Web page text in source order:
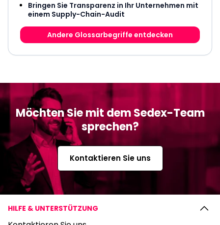
Bringen Sie Transparenz in Ihr Unternehmen mit
einem Supply-Chain-Audit
Andere Glossarbegriffe entdecken
Möchten Sie mit dem Sedex-Team
sprechen?
Kontaktieren Sie uns
HILFE & UNTERSTÜTZUNG